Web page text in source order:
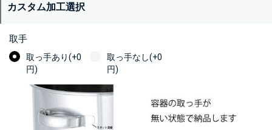
カスタム加工選択
取手
取っ手あり(+0
円)
取っ手なし(+0
円)